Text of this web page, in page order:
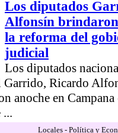
Los diputados
Alfonsín
la reforma del
judicial
Los diputados
Garrido, Ricardo
anoche en
...
Locales - Política y